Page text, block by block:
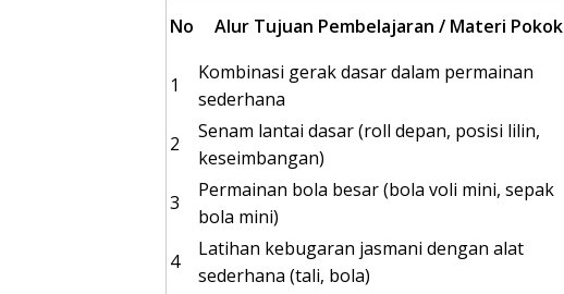
No Alur Tujuan Pembelajaran / Materi Pokok
1
Kombinasi gerak dasar dalam permainan
sederhana
2
Senam lantai dasar (roll depan, posisi lilin,
keseimbangan)
3
Permainan bola besar (bola voli mini, sepak
bola mini)
4
Latihan kebugaran jasmani dengan alat
sederhana (tali, bola)